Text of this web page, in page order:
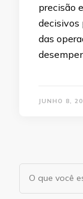
precisão
decisivos
das
JUNHO 8,
Procurando
algo?